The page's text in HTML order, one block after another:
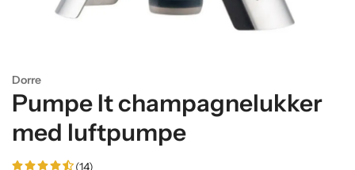
Dorre
Pumpe It champagnelukker
med luftpumpe
(14)